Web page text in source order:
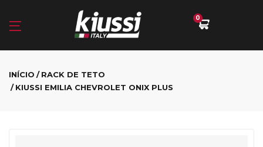
0
INÍCIO
RACK DE TETO
KIUSSI EMILIA CHEVROLET ONIX PLUS